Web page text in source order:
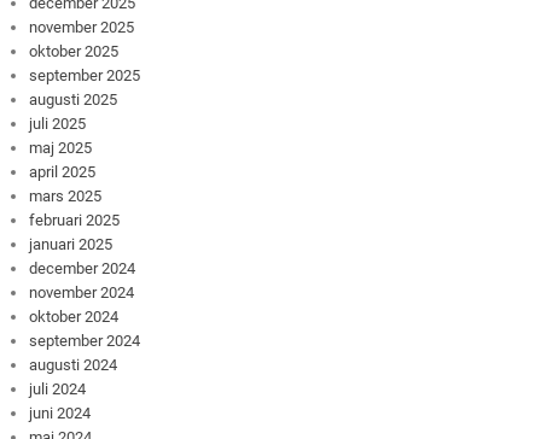
november 2025
oktober 2025
september 2025
augusti 2025
juli 2025
maj 2025
april 2025
mars 2025
februari 2025
januari 2025
december 2024
november 2024
oktober 2024
september 2024
augusti 2024
juli 2024
juni 2024